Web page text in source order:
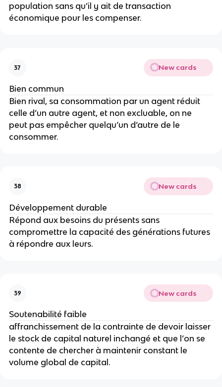
population sans qu’il y ait de transaction
économique pour les compenser.
37 New cards
Bien commun
Bien rival, sa consommation par un agent réduit
celle d’un autre agent, et non excluable, on ne
peut pas empêcher quelqu’un d’autre de le
consommer.
38 New cards
Développement durable
Répond aux besoins du présents sans
compromettre la capacité des générations futures
à répondre aux leurs.
39 New cards
Soutenabilité faible
affranchissement de la contrainte de devoir laisser
le stock de capital naturel inchangé et que l’on se
contente de chercher à maintenir constant le
volume global de capital.